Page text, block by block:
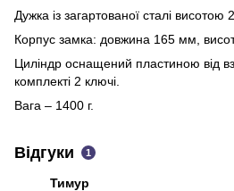
Дужка із загартованої сталі
Корпус замка: довжина 165 мм,
Циліндр оснащений пластиною від
комплекті 2 ключі.
Вага – 1400 г.
Відгуки 1
Тимур